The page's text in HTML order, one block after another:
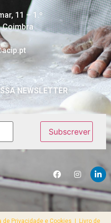
11 – 1.º
Coimbra
NEWSLETTER
de Privacidade e Cookies | Livro de